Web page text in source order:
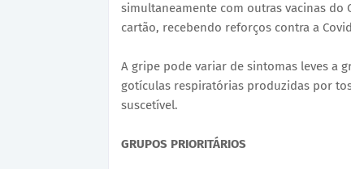
simultaneamente com outras vacinas do
cartão, recebendo reforços contra a
A gripe pode variar de sintomas leves a
gotículas respiratórias produzidas por
suscetível.
GRUPOS PRIORITÁRIOS